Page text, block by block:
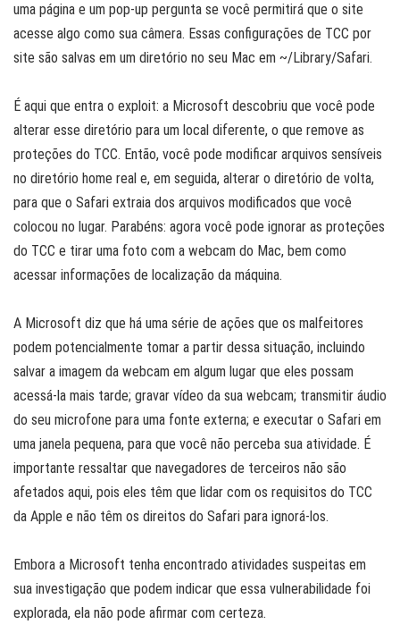
uma página e um pop-up pergunta se você permitirá que o site
acesse algo como sua câmera. Essas configurações de TCC por
site são salvas em um diretório no seu Mac em ~/Library/Safari.
É aqui que entra o exploit: a Microsoft descobriu que você pode
alterar esse diretório para um local diferente, o que remove as
proteções do TCC. Então, você pode modificar arquivos sensíveis
no diretório home real e, em seguida, alterar o diretório de volta,
para que o Safari extraia dos arquivos modificados que você
colocou no lugar. Parabéns: agora você pode ignorar as proteções
do TCC e tirar uma foto com a webcam do Mac, bem como
acessar informações de localização da máquina.
A Microsoft diz que há uma série de ações que os malfeitores
podem potencialmente tomar a partir dessa situação, incluindo
salvar a imagem da webcam em algum lugar que eles possam
acessá-la mais tarde; gravar vídeo da sua webcam; transmitir áudio
do seu microfone para uma fonte externa; e executar o Safari em
uma janela pequena, para que você não perceba sua atividade. É
importante ressaltar que navegadores de terceiros não são
afetados aqui, pois eles têm que lidar com os requisitos do TCC
da Apple e não têm os direitos do Safari para ignorá-los.
Embora a Microsoft tenha encontrado atividades suspeitas em
sua investigação que podem indicar que essa vulnerabilidade foi
explorada, ela não pode afirmar com certeza.